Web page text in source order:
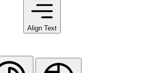
Align Text